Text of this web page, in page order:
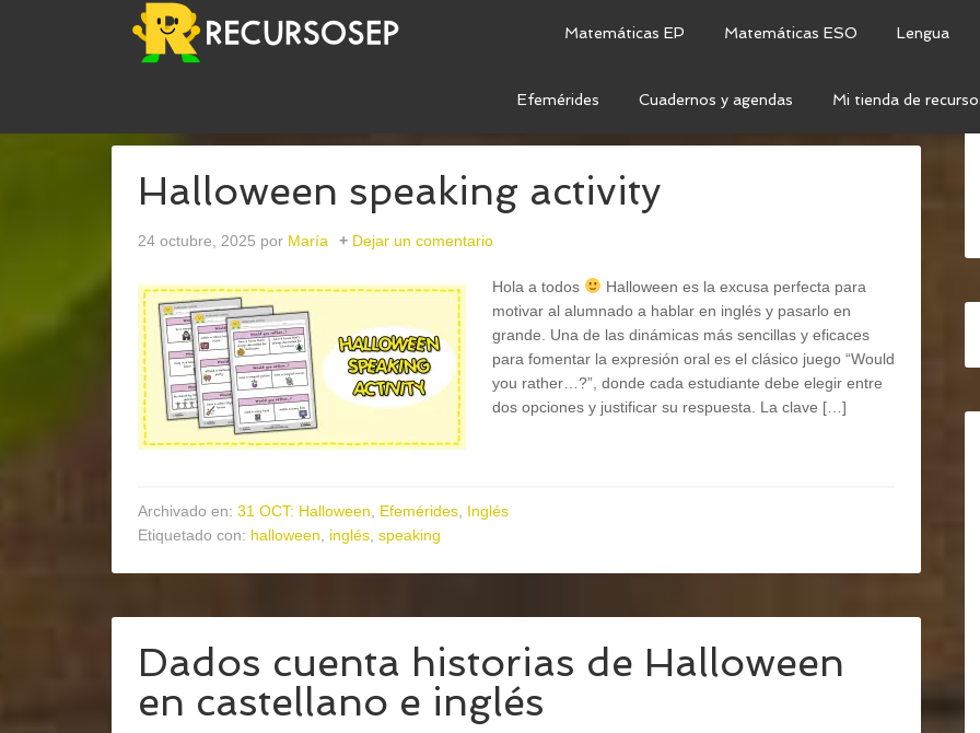
Matemáticas EP Matemáticas ESO Lengua
Efemérides Cuadernos y agendas Mi tienda de
Halloween speaking activity
24 octubre, 2025 por María Dejar un comentario
Hola a todos
Halloween es la excusa perfecta para
motivar al alumnado a hablar en inglés y pasarlo en
grande. Una de las dinámicas más sencillas y eficaces
para fomentar la expresión oral es el clásico juego “Would
you rather…?”, donde cada estudiante debe elegir entre
dos opciones y justificar su respuesta. La clave […]
Archivado en: 31 OCT: Halloween Efemérides Inglés
Etiquetado con: halloween inglés speaking
Dados cuenta historias de Halloween
en castellano e inglés